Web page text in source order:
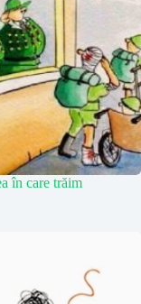
în care trăim